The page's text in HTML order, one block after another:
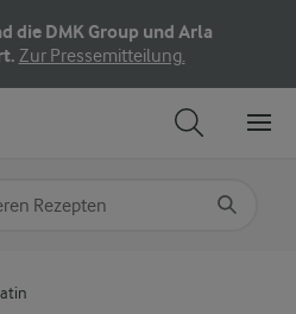
die DMK Group und Arla
Zur Pressemitteilung.